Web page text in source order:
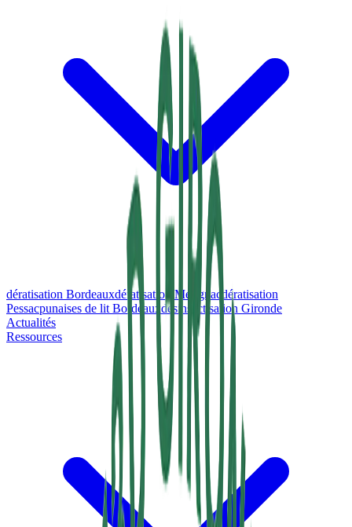
dératisation Bordeauxdératisation Mérignac dératisation
Pessacpunaises de lit Bordeauxdésinsectisation Gironde
Actualités
Ressources